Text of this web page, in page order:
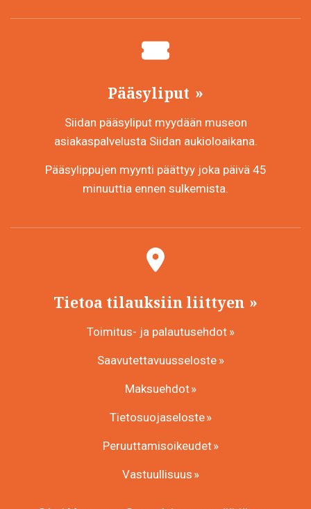
Pääsyliput
Siidan pääsyliput myydään museon
asiakaspalvelusta Siidan aukioloaikana.
Pääsylippujen myynti päättyy joka päivä 45
minuuttia ennen sulkemista.
Tietoa tilauksiin liittyen
Toimitus- ja palautusehdot
Saavutettavuusseloste
Maksuehdot
Tietosuojaseloste
Peruuttamisoikeudet
Vastuullisuus